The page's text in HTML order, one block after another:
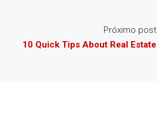
Próximo post
10 Quick Tips About Real Estate